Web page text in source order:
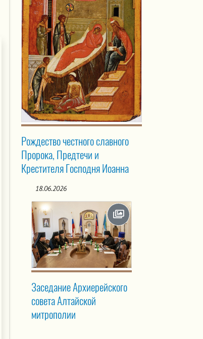
Рождество честного славного
Пророка, Предтечи и
Крестителя Господня Иоанна
18.06.2026
Заседание Архиерейского
совета Алтайской
митрополии